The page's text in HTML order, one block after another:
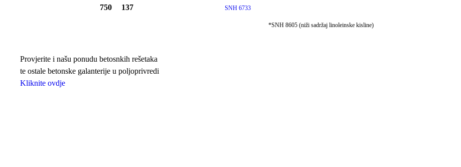
750 137 SNH 6733
*SNH 8605 (niži sadržaj linoleinske kisline)
Provjerite i našu ponudu betosnkih rešetaka
te ostale betonske galanterije u poljoprivredi
Kliknite ovdje